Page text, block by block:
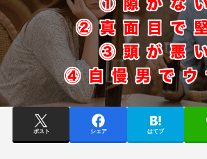
ポスト シェア はてブ